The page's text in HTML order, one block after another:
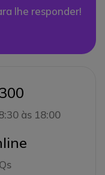
lhe responder!
às 18:00